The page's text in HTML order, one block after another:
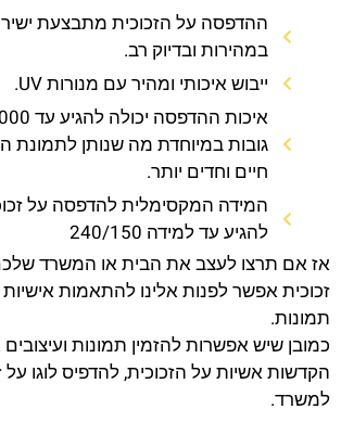
ההדפסה על הזכוכית מתבצעת
במהירות ובדיוק רב.
ייבוש איכותי ומהיר עם מנורות UV.
גובות במיוחדת מה שנותן לתמונת
חיים וחדים יותר.
המידה המקסימלית להדפסה על
להגיע עד למידה 240/150
אז אם תרצו לעצב את הבית או המשרד
זכוכית אפשר לפנות אלינו להתאמות אישיות
תמונות.
כמובן שיש אפשרות להזמין תמונות ועיצובים
הקדשות אשיות על הזכוכית, להדפיס לוגו על
למשרד.